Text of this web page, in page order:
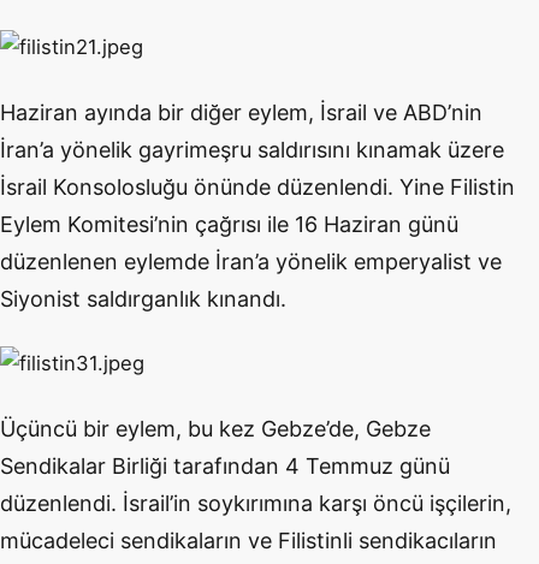
Haziran ayında bir diğer eylem, İsrail ve ABD’nin
İran’a yönelik gayrimeşru saldırısını kınamak üzere
İsrail Konsolosluğu önünde düzenlendi. Yine Filistin
Eylem Komitesi’nin çağrısı ile 16 Haziran günü
düzenlenen eylemde İran’a yönelik emperyalist ve
Siyonist saldırganlık kınandı.
Üçüncü bir eylem, bu kez Gebze’de, Gebze
Sendikalar Birliği tarafından 4 Temmuz günü
düzenlendi. İsrail’in soykırımına karşı öncü işçilerin,
mücadeleci sendikaların ve Filistinli sendikacıların